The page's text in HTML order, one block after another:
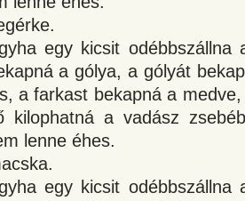
egy kicsit odébbszállna
a gólya, a gólyát
a farkast bekapná a
kilophatná a vadász
lenne éhes.
egy kicsit odébbszállna